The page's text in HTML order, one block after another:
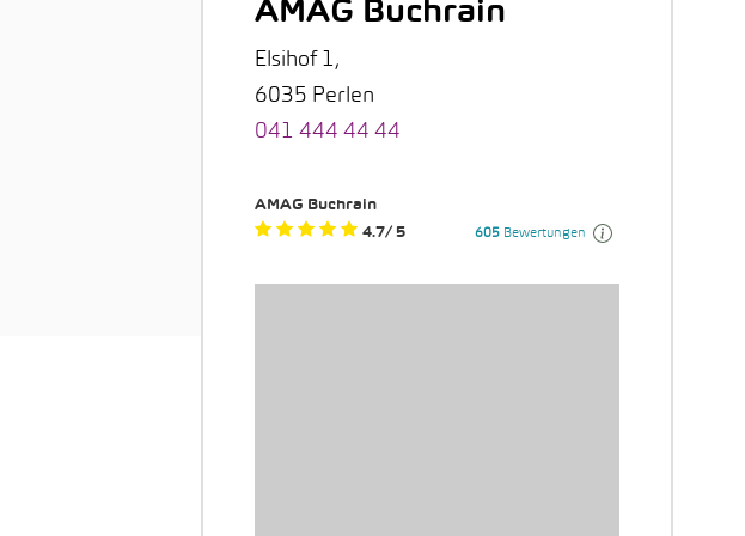
AMAG Buchrain
Elsihof 1,
6035 Perlen
041 444 44 44